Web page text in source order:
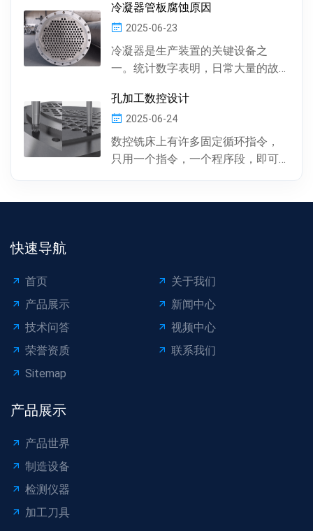
有圆柱形孔、...
冷凝器管板腐蚀原因
2025-06-23
冷凝器是生产装置的关键设备之
一。统计数字表明，日常大量的故
凝器管材的腐蚀损坏所...
孔加工数控设计
2025-06-24
数控铣床上有许多固定循环指令，
只用一个指令，一个程序段，即可
快速导航
首页
关于我们
产品展示
新闻中心
技术问答
视频中心
荣誉资质
联系我们
Sitemap
产品展示
产品世界
制造设备
检测仪器
加工刀具